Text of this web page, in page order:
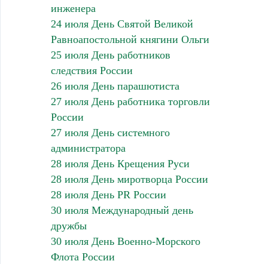
инженера
24 июля День Святой Великой
Равноапостольной княгини Ольги
25 июля День работников
следствия России
26 июля День парашютиста
27 июля День работника торговли
России
27 июля День системного
администратора
28 июля День Крещения Руси
28 июля День миротворца России
28 июля День PR России
30 июля Международный день
дружбы
30 июля День Военно-Морского
Флота России